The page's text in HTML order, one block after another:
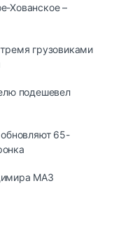
Хованское –
грузовиками
подешевел
65-
МАЗ